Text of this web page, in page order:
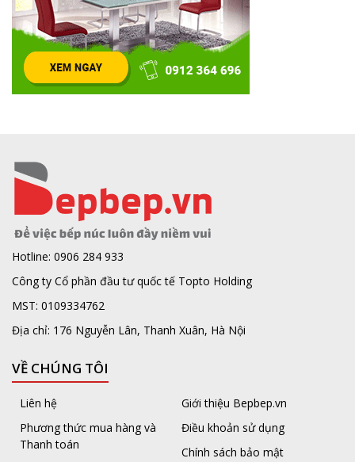
Hotline: 0906 284 933
Công ty Cổ phần đầu tư quốc tế Topto Holding
MST: 0109334762
Địa chỉ: 176 Nguyễn Lân, Thanh Xuân, Hà Nội
VỀ CHÚNG TÔI
Liên hệ
Giới thiệu Bepbep.vn
Phương thức mua hàng và
Thanh toán
Điều khoản sử dụng
Chính sách bảo mật